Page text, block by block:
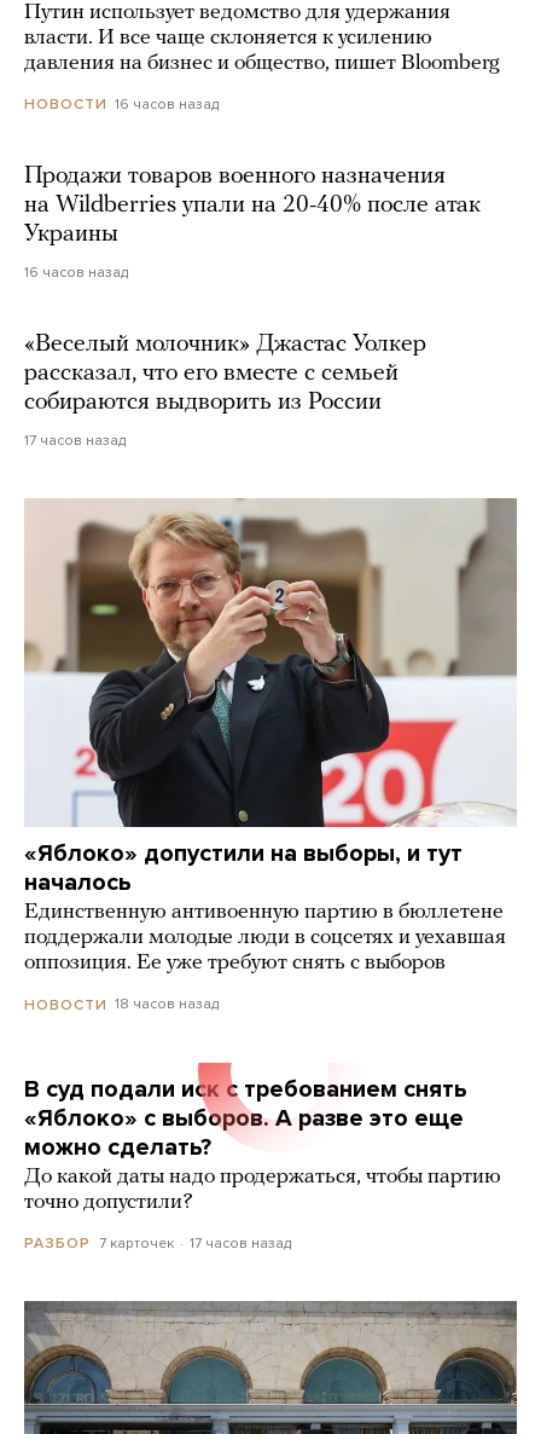
Путин использует ведомство для удержания
власти. И все чаще склоняется к усилению
давления на бизнес и общество, пишет Bloomberg
НОВОСТИ 16 часов назад
Продажи товаров военного назначения
на Wildberries упали на 20-40% после атак
Украины
16 часов назад
«Веселый молочник» Джастас Уолкер
рассказал, что его вместе с семьей
собираются выдворить из России
17 часов назад
«Яблоко» допустили на выборы, и тут
началось
Единственную антивоенную партию в бюллетене
поддержали молодые люди в соцсетях и уехавшая
оппозиция. Ее уже требуют снять с выборов
НОВОСТИ 18 часов назад
В суд подали иск с требованием снять
«Яблоко» с выборов. А разве это еще
можно сделать?
До какой даты надо продержаться, чтобы партию
точно допустили?
РАЗБОР 7 карточек 17 часов назад